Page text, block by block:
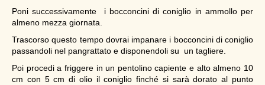
Poni successivamente i bocconcini di coniglio in ammollo per
almeno mezza giornata.
Trascorso questo tempo dovrai impanare i bocconcini di coniglio
passandoli nel pangrattato e disponendoli su un tagliere.
Poi procedi a friggere in un pentolino capiente e alto almeno 10
cm con 5 cm di olio il coniglio finché si sarà dorato al punto